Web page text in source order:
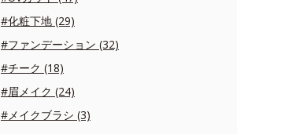
#化粧下地 (29)
#ファンデーション (32)
#チーク (18)
#眉メイク (24)
#メイクブラシ (3)